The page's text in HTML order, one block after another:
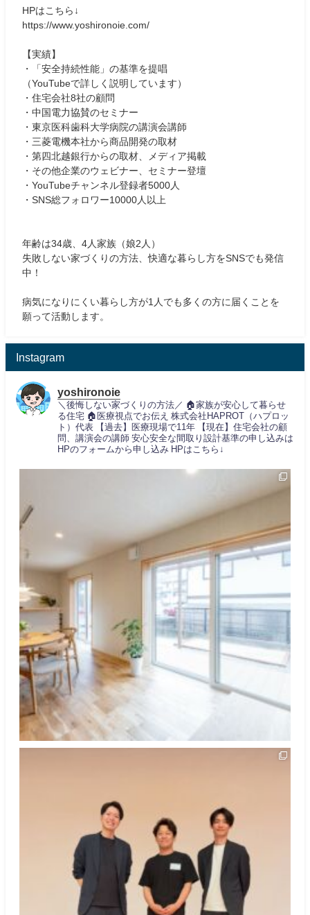
HPはこちら↓
https://www.yoshironoie.com/
【実績】
・「安全持続性能」の基準を提唱
（YouTubeで詳しく説明しています）
・住宅会社8社の顧問
・中国電力協賛のセミナー
・東京医科歯科大学病院の講演会講師
・三菱電機本社から商品開発の取材
・第四北越銀行からの取材、メディア掲載
・その他企業のウェビナー、セミナー登壇
・YouTubeチャンネル登録者5000人
・SNS総フォロワー10000人以上
年齢は34歳、4人家族（娘2人）
失敗しない家づくりの方法、快適な暮らし方をSNSでも発信
中！
病気になりにくい暮らし方が1人でも多くの方に届くことを
願って活動します。
Instagram
yoshironoie
＼後悔しない家づくりの方法／ 🏠家族が安心して暮らせ
る住宅 🏠医療視点でお伝え 株式会社HAPROT（ハプロッ
ト）代表 【過去】医療現場で11年 【現在】住宅会社の顧
問、講演会の講師 安心安全な間取り設計基準の申し込みは
HPのフォームから申し込み HPはこちら↓